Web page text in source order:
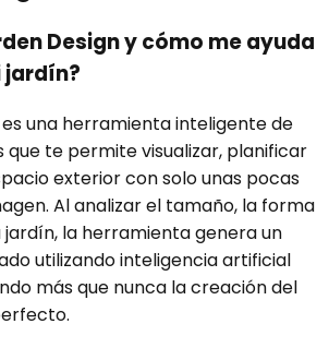
Design y cómo me ayuda
jardín?
una herramienta inteligente de
que te permite visualizar, planificar
exterior con solo unas pocas
Al analizar el tamaño, la forma
la herramienta genera un
utilizando inteligencia artificial
más que nunca la creación del